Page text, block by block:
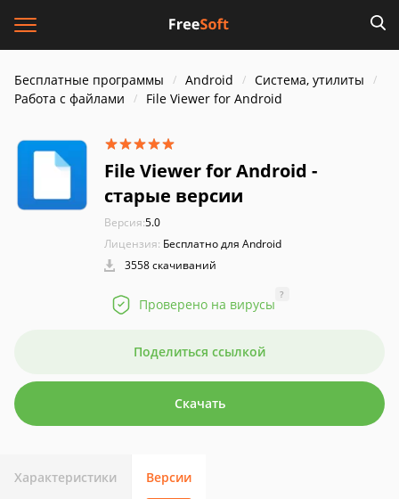
Бесплатные программы Android
Система, утилиты
Работа с файлами
File Viewer for Android
File Viewer for Android -
старые версии
Версия:5.0
Лицензия: Бесплатно для Android
3558 скачиваний
Проверено на вирусы
?
Поделиться ссылкой
Скачать
Характеристики Версии